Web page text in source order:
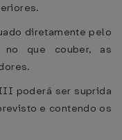
diretamente pelo
no que couber, as
poderá ser suprida
e contendo os